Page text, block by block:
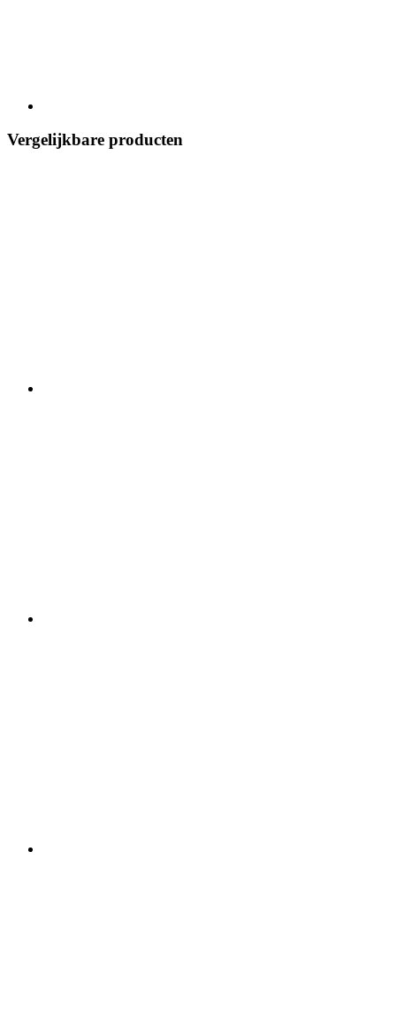
Vergelijkbare producten